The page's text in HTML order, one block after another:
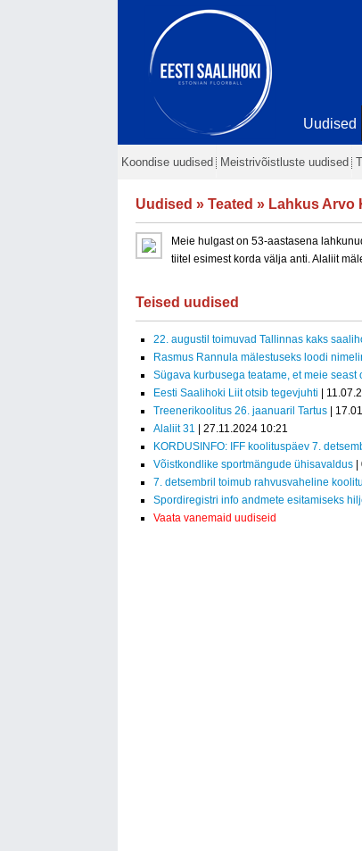
Uudised
Koondise uudised Meistrivõistluste uudised
Uudised » Teated » Lahkus Arvo
Meie hulgast on 53-aastasena
tiitel esimest korda välja anti. Alaliit
Teised uudised
22. augustil toimuvad Tallinnas kaks
Rasmus Rannula mälestuseks loodi
Sügava kurbusega teatame, et meie
Eesti Saalihoki Liit otsib tegevjuhti |
Treenerikoolitus 26. jaanuaril Tartus |
Alaliit 31 | 27.11.2024 10:21
KORDUSINFO: IFF koolituspäev 7.
Võistkondlike sportmängude ühisavaldus
7. detsembril toimub rahvusvaheline
Spordiregistri info andmete esitamiseks
Vaata vanemaid uudiseid